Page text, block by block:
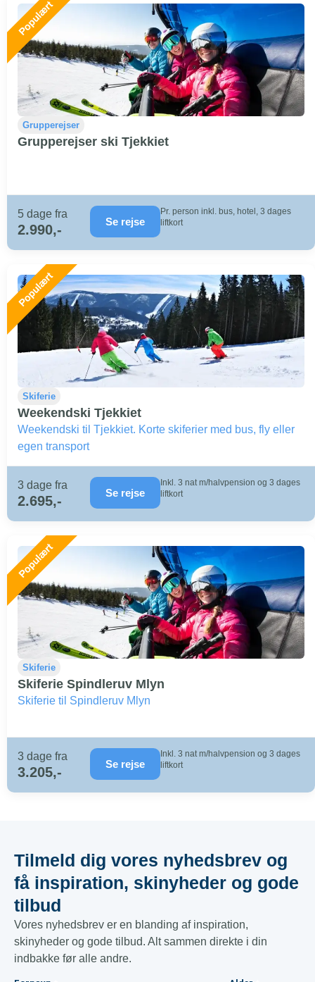
Grupperejser
Grupperejser ski Tjekkiet
5 dage fra
2.990,-
Se rejse
Pr. person inkl. bus, hotel, 3 dages
liftkort
Skiferie
Weekendski Tjekkiet
Weekendski til Tjekkiet. Korte skiferier med bus, fly eller
egen transport
3 dage fra
2.695,-
Se rejse
Inkl. 3 nat m/halvpension og 3 dages
liftkort
Skiferie
Skiferie Spindleruv Mlyn
Skiferie til Spindleruv Mlyn
3 dage fra
3.205,-
Se rejse
Inkl. 3 nat m/halvpension og 3 dages
liftkort
Tilmeld dig vores nyhedsbrev og
få inspiration, skinyheder og gode
tilbud​
Vores nyhedsbrev er en blanding af inspiration,
skinyheder og gode tilbud. Alt sammen direkte i din
indbakke før alle andre.